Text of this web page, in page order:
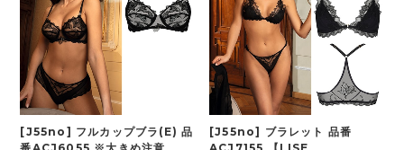
[J55no] フルカップブラ(E) 品
[J55no] ブラレット 品番